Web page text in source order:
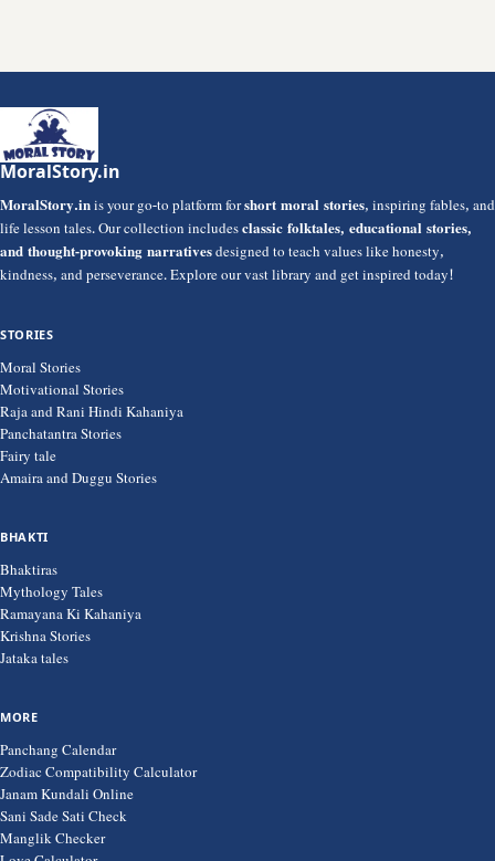
MoralStory.in
MoralStory.inis your go-to platform forshort moral stories, inspiring fables, and
life lesson tales. Our collection includesclassic folktales, educational stories,
and thought-provoking narrativesdesigned to teach values like honesty,
kindness, and perseverance. Explore our vast library and get inspired today!
STORIES
Moral Stories
Motivational Stories
Raja and Rani Hindi Kahaniya
Panchatantra Stories
Fairy tale
Amaira and Duggu Stories
BHAKTI
Bhaktiras
Mythology Tales
Ramayana Ki Kahaniya
Krishna Stories
Jataka tales
MORE
Panchang Calendar
Zodiac Compatibility Calculator
Janam Kundali Online
Sani Sade Sati Check
Manglik Checker